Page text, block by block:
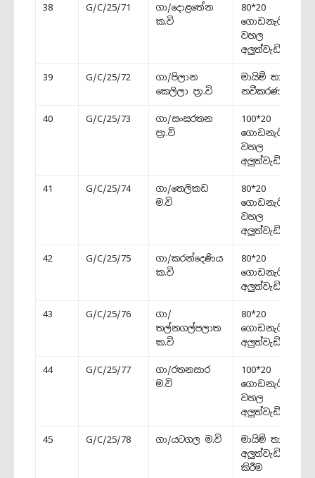
38 G/C/25/71
ගා/දොළතේන
ක.වි
80*20
ගොඩනැගිල්ලේ
වහල
අලුත්වැඩියාව
39 G/C/25/72
ගා/පිලාන
කෙලිලා ප්‍රා.වි
මායිම් තාප්පය
නවීකරණය
40 G/C/25/73
ගා/සංඝරතන
ප්‍රා.වි
100*20
ගොඩනැගිල්ලේ
වහල
අලුත්වැඩියාව
41 G/C/25/74
ගා/තෙලිකඩ
ම.වි
80*20
ගොඩනැගිල්ලේ
වහල
අලුත්වැඩියාව
42 G/C/25/75
ගා/කරන්දෙණිය
ක.වි
80*20
ගොඩනැගිල්ල
අලුත්වැඩියාව
43 G/C/25/76
ගා/
තල්නගල්පලාත
ක.වි
80*20
ගොඩනැගිල්ල
අලුත්වැඩියාව
44 G/C/25/77
ගා/රතනසාර
ම.වි
100*20
ගොඩනැගිල්ලේ
වහල
අලුත්වැඩියාව
45 G/C/25/78 ගා/යටගල ම.වි
මායිම් තාප්පය
අලුත්වැඩියා
කිරීම